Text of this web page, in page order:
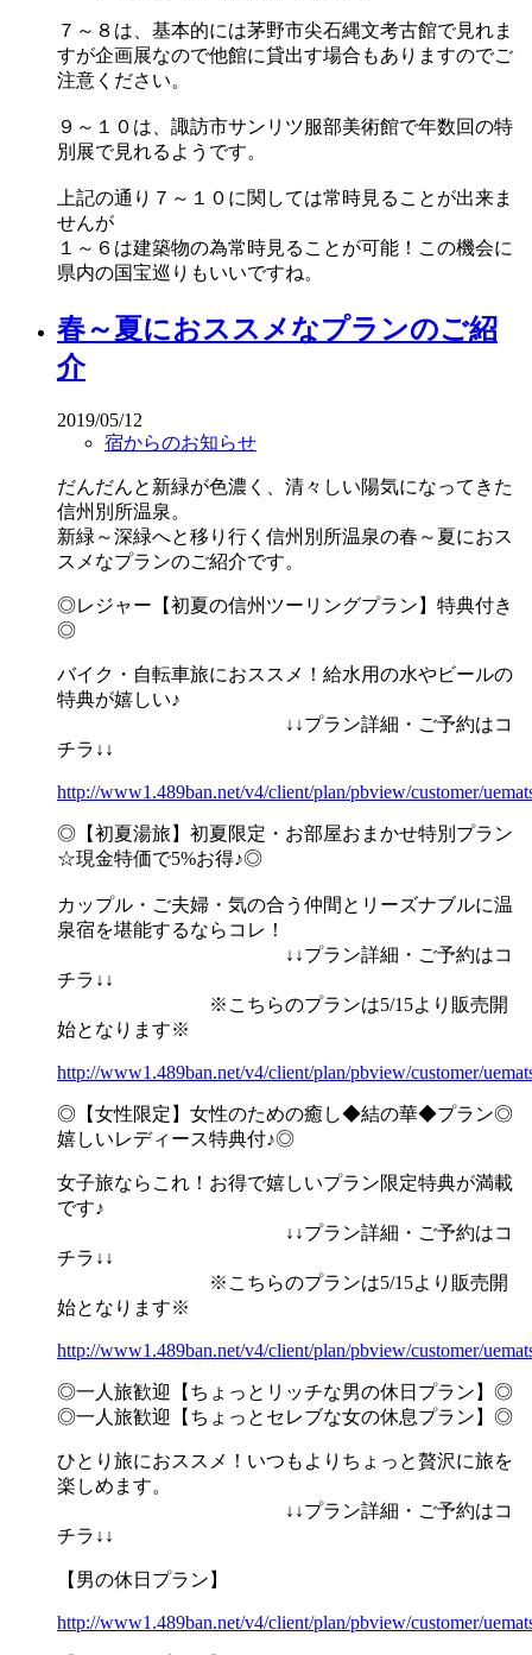
７～８は、基本的には茅野市尖石縄文考古館で見れま
すが企画展なので他館に貸出す場合もありますのでご
注意ください。
９～１０は、諏訪市サンリツ服部美術館で年数回の特
別展で見れるようです。
上記の通り７～１０に関しては常時見ることが出来ま
せんが
１～６は建築物の為常時見ることが可能！この機会に
県内の国宝巡りもいいですね。
春～夏におススメなプランのご紹
介
2019/05/12
宿からのお知らせ
だんだんと新緑が色濃く、清々しい陽気になってきた
信州別所温泉。
新緑～深緑へと移り行く信州別所温泉の春～夏におス
スメなプランのご紹介です。
◎レジャー【初夏の信州ツーリングプラン】特典付き
◎
バイク・自転車旅におススメ！給水用の水やビールの
特典が嬉しい♪
↓↓プラン詳細・ご予約はコ
チラ↓↓
http://www1.489ban.net/v4/client/plan/pbview/customer/
◎【初夏湯旅】初夏限定・お部屋おまかせ特別プラン
☆現金特価で5%お得♪◎
カップル・ご夫婦・気の合う仲間とリーズナブルに温
泉宿を堪能するならコレ！
↓↓プラン詳細・ご予約はコ
チラ↓↓
※こちらのプランは5/15より販売開
始となります※
http://www1.489ban.net/v4/client/plan/pbview/customer/
◎【女性限定】女性のための癒し◆結の華◆プラン◎
嬉しいレディース特典付♪◎
女子旅ならこれ！お得で嬉しいプラン限定特典が満載
です♪
↓↓プラン詳細・ご予約はコ
チラ↓↓
※こちらのプランは5/15より販売開
始となります※
http://www1.489ban.net/v4/client/plan/pbview/customer/
◎一人旅歓迎【ちょっとリッチな男の休日プラン】◎
◎一人旅歓迎【ちょっとセレブな女の休息プラン】◎
ひとり旅におススメ！いつもよりちょっと贅沢に旅を
楽しめます。
↓↓プラン詳細・ご予約はコ
チラ↓↓
【男の休日プラン】
http://www1.489ban.net/v4/client/plan/pbview/customer/